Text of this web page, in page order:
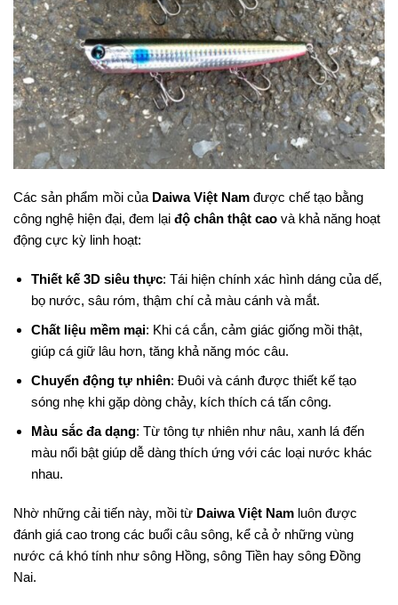
Các sản phẩm mồi của Daiwa Việt Nam được chế tạo bằng
công nghệ hiện đại, đem lại độ chân thật cao và khả năng hoạt
động cực kỳ linh hoạt:
Thiết kế 3D siêu thực: Tái hiện chính xác hình dáng của dế,
bọ nước, sâu róm, thậm chí cả màu cánh và mắt.
Chất liệu mềm mại: Khi cá cắn, cảm giác giống mồi thật,
giúp cá giữ lâu hơn, tăng khả năng móc câu.
Chuyển động tự nhiên: Đuôi và cánh được thiết kế tạo
sóng nhẹ khi gặp dòng chảy, kích thích cá tấn công.
Màu sắc đa dạng: Từ tông tự nhiên như nâu, xanh lá đến
màu nổi bật giúp dễ dàng thích ứng với các loại nước khác
nhau.
Nhờ những cải tiến này, mồi từ Daiwa Việt Nam luôn được
đánh giá cao trong các buổi câu sông, kể cả ở những vùng
nước cá khó tính như sông Hồng, sông Tiền hay sông Đồng
Nai.